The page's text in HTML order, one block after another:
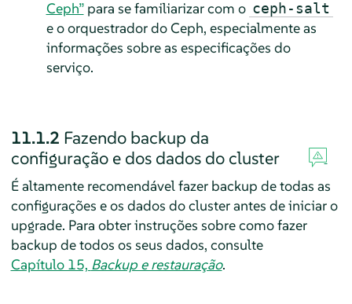
Ceph”para se familiarizar com o ceph-salt
e o orquestrador do Ceph, especialmente as
informações sobre as especificações do
serviço.
11.1.2 Fazendo backup da
configuração e dos dados do cluster
É altamente recomendável fazer backup de todas as
configurações e os dados do cluster antes de iniciar o
upgrade. Para obter instruções sobre como fazer
backup de todos os seus dados, consulte
Capítulo 15, Backup e restauração.